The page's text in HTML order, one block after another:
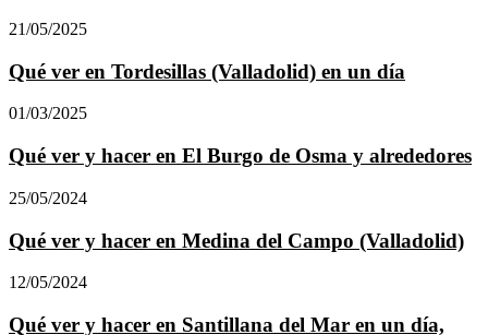
21/05/2025
Qué ver en Tordesillas (Valladolid) en un día
01/03/2025
Qué ver y hacer en El Burgo de Osma y alrededores
25/05/2024
Qué ver y hacer en Medina del Campo (Valladolid)
12/05/2024
Qué ver y hacer en Santillana del Mar en un día,